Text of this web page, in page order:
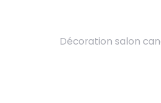
Décoration salon